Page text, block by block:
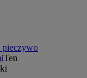
pieczywo
Ten